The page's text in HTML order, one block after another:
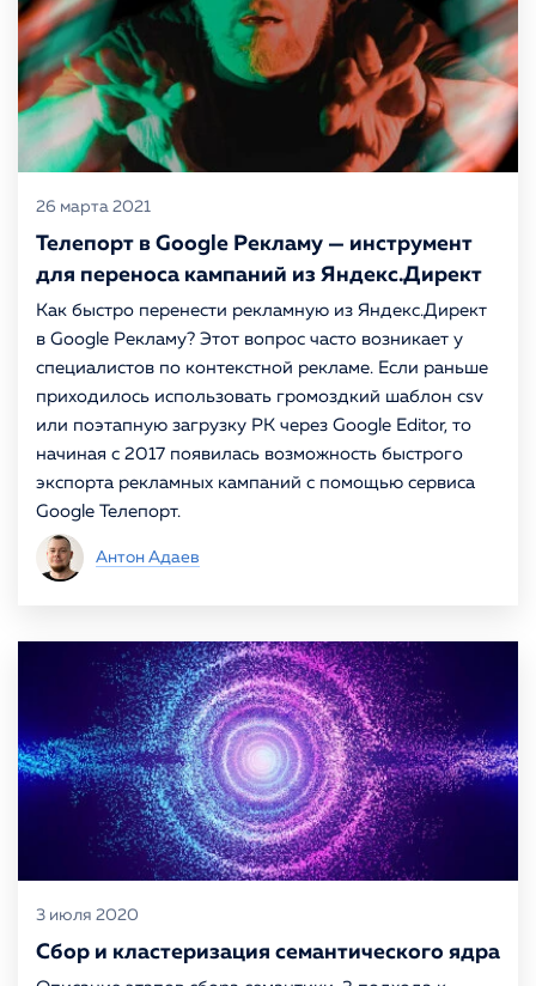
Портфолио
КОНТАКТЫ
26 марта 2021
Телепорт в Google Рекламу — инструмент
для переноса кампаний из Яндекс.Директ
Как быстро перенести рекламную из Яндекс.Директ
в Google Рекламу? Этот вопрос часто возникает у
специалистов по контекстной рекламе. Если раньше
приходилось использовать громоздкий шаблон csv
или поэтапную загрузку РК через Google Editor, то
начиная с 2017 появилась возможность быстрого
экспорта рекламных кампаний с помощью сервиса
Google Телепорт.
Антон Адаев
3 июля 2020
Сбор и кластеризация семантического ядра